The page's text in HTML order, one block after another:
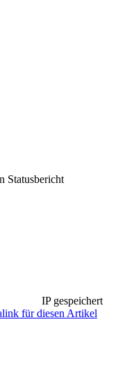
Statusbericht
IP gespeichert
für diesen Artikel